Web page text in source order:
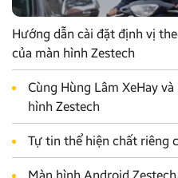
Hướng dẫn cài đặt định vị
của màn hình Zestech
Cùng Hùng Lâm XeHay
hình Zestech
Tự tin thể hiện chất riêng